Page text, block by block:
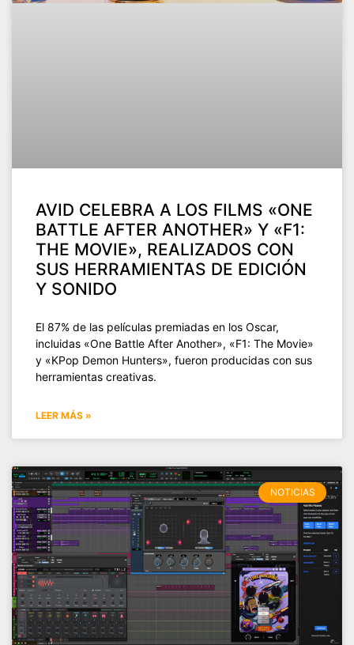
AVID CELEBRA A LOS FILMS «ONE
BATTLE AFTER ANOTHER» Y «F1:
THE MOVIE», REALIZADOS CON
SUS HERRAMIENTAS DE EDICIÓN
Y SONIDO
El 87% de las películas premiadas en los Oscar,
incluidas «One Battle After Another», «F1: The Movie»
y «KPop Demon Hunters», fueron producidas con sus
herramientas creativas.
LEER MÁS »
NOTICIAS